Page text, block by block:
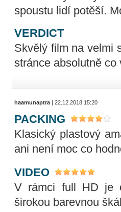
spoustu lidí potěší.
VERDICT
Skvělý film na velmi
stránce absolutně co
haamunaptra | 22.12.2018 15:20
PACKING
Klasický plastový
ani není moc co
VIDEO
V rámci full HD je
širokou barevnou